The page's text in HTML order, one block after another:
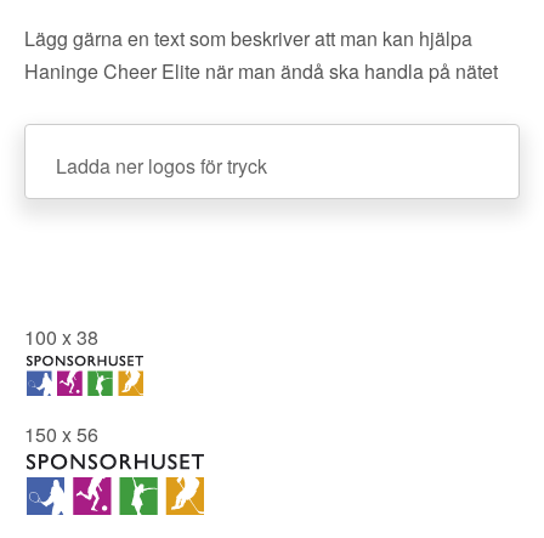
Lägg gärna en text som beskriver att man kan hjälpa
Haninge Cheer Elite när man ändå ska handla på nätet
Ladda ner logos för tryck
100 x 38
150 x 56